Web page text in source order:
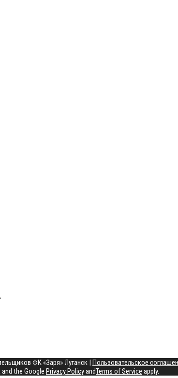
ФК «Заря» Луганск | Пользовательское
the Google Privacy PolicyandTerms of Service apply.